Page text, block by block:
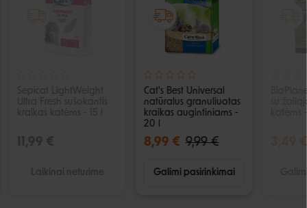
Cat's Best Universal
natūralus granuliuotas
kraikas augintiniams -
20 l
8,99 € 9,99 €
Galimi pasirinkimai
su
katėms
3,49 €